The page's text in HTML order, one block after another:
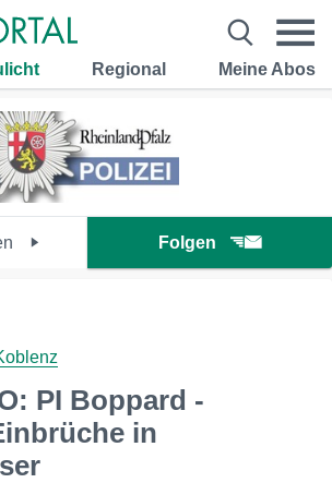
Regional Meine Abos
Folgen
PI Boppard -
in